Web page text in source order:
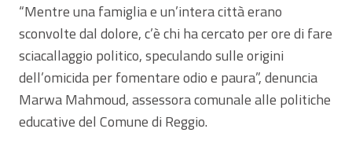
“Mentre una famiglia e un’intera città erano
sconvolte dal dolore, c’è chi ha cercato per ore di fare
sciacallaggio politico, speculando sulle origini
dell’omicida per fomentare odio e paura”, denuncia
Marwa Mahmoud, assessora comunale alle politiche
educative del Comune di Reggio.